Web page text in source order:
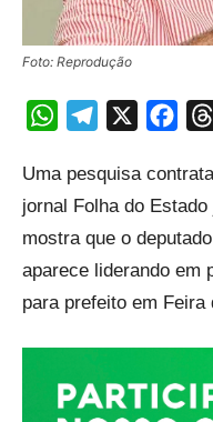
Foto: Reprodução
WhatsAppTelegram
Uma pesquisa
jornal Folha do
mostra que o
aparece liderando em
para prefeito em Feira